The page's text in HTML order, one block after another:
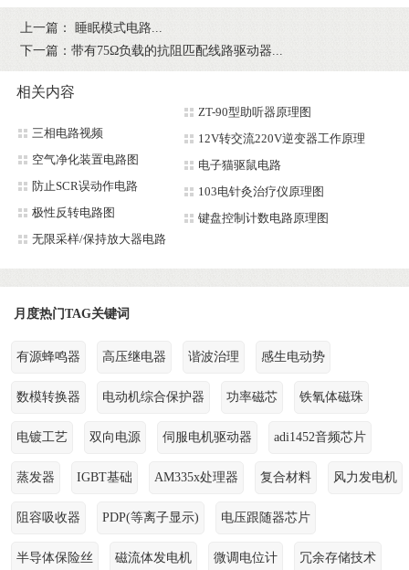
上一篇：
睡眠模式电路...
下一篇：带有75Ω负载的抗阻匹配线路驱动器...
相关内容
三相电路视频
空气净化装置电路图
防止SCR误动作电路
极性反转电路图
无限采样/保持放大器电路
ZT-90型助听器原理图
12V转交流220V逆变器工作原理
电子猫驱鼠电路
103电针灸治疗仪原理图
键盘控制计数电路原理图
月度热门TAG关键词
有源蜂鸣器 高压继电器 谐波治理 感生电动势
数模转换器 电动机综合保护器 功率磁芯 铁氧体磁珠
电镀工艺 双向电源 伺服电机驱动器 adi1452音频芯片
蒸发器 IGBT基础 AM335x处理器 复合材料 风力发电机
阻容吸收器 PDP(等离子显示) 电压跟随器芯片
半导体保险丝 磁流体发电机 微调电位计 冗余存储技术